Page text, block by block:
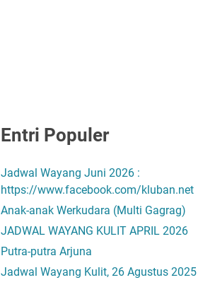
Entri Populer
Jadwal Wayang Juni 2026 :
https://www.facebook.com/kluban.net
Anak-anak Werkudara (Multi Gagrag)
JADWAL WAYANG KULIT APRIL 2026
Putra-putra Arjuna
Jadwal Wayang Kulit, 26 Agustus 2025